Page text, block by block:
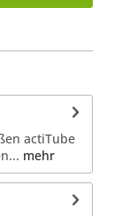
actiTube
mehr